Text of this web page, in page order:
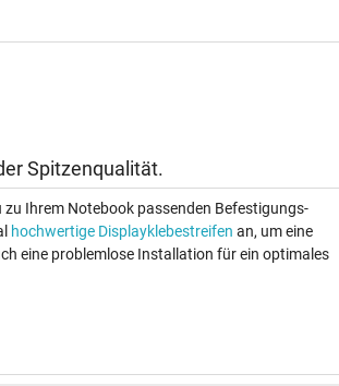
Spitzenqualität.
zu Ihrem Notebook passenden Befestigungs-
hochwertige Displayklebestreifen an, um eine
eine problemlose Installation für ein optimales